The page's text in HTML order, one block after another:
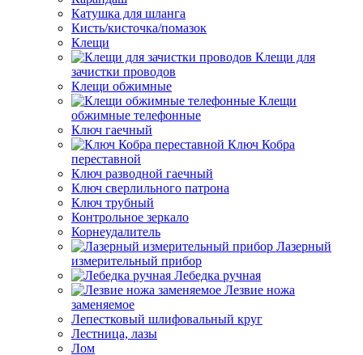
Катушка для шланга
Кисть/кисточка/помазок
Клещи
Клещи для
зачистки проводов
Клещи обжимные
Клещи
обжимные телефонные
Ключ гаечный
Ключ Кобра
переставной
Ключ разводной гаечный
Ключ сверлильного патрона
Ключ трубный
Контрольное зеркало
Корнеудалитель
Лазерный
измерительный прибор
Лебедка ручная
Лезвие ножа
заменяемое
Лепестковый шлифовальный круг
Лестница, лазы
Лом